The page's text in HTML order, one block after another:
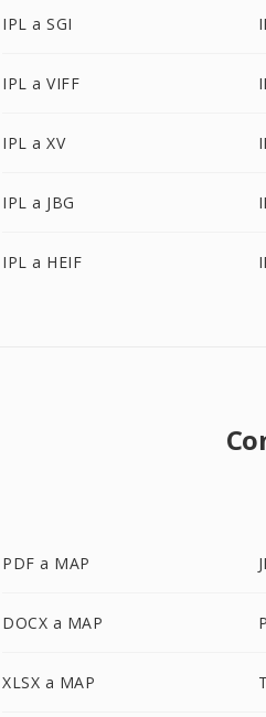
IPL a SGI
IPL a VIFF
IPL a XV
IPL a JBG
IPL a HEIF
PDF a MAP
DOCX a MAP
XLSX a MAP